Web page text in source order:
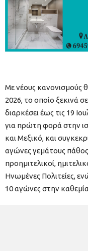
Με νέους κανονισμούς
2026, το οποίο ξεκινά
διαρκέσει έως τις 19
για πρώτη φορά στην
και Μεξικό, και
αγώνες γεμάτους
προημιτελικοί,
Ηνωμένες Πολιτείες,
10 αγώνες στην